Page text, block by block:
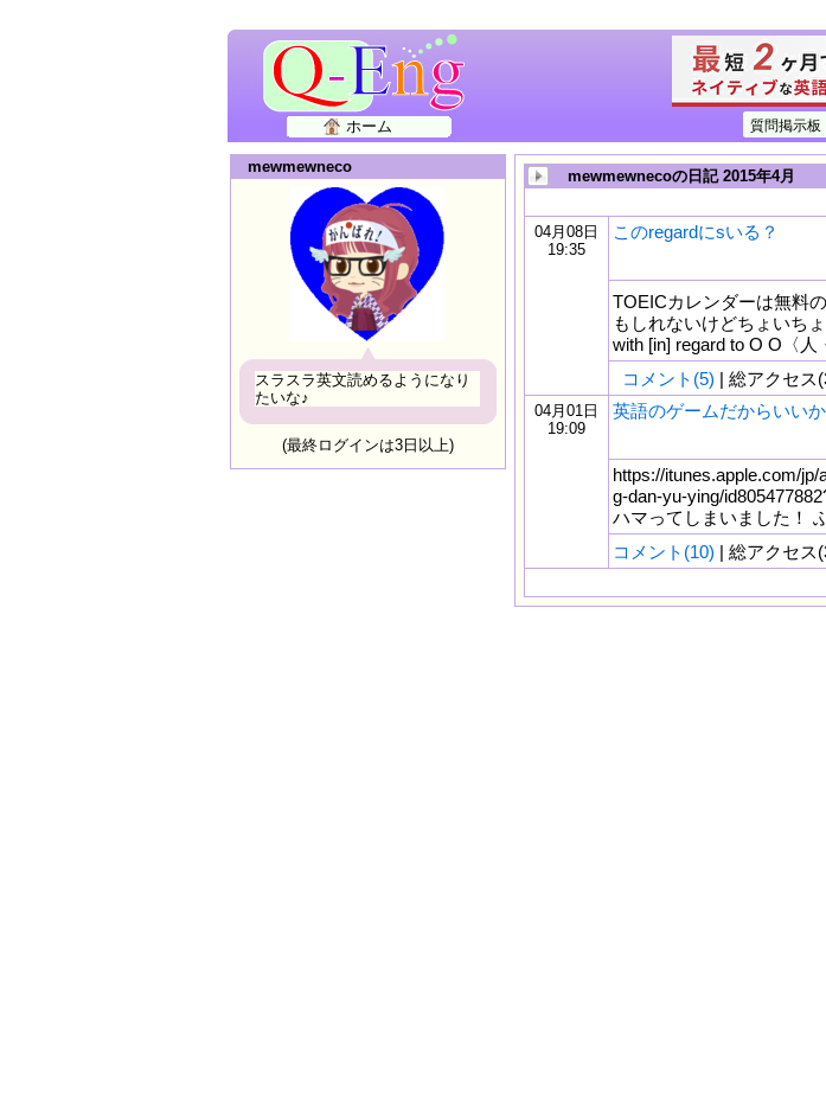
質問掲示板
ホーム
mewmewneco
スラスラ英文読めるようになり
たいな♪
(最終ログインは3日以上)
mewmewnecoの日記 2015年4月
04月08日
19:35
このregardにsいる？
TOEICカレンダーは無料
もしれないけどちょいち
with [in] regard to O O〈人
コメント(5) | 総アクセス
04月01日
19:09
英語のゲームだからいいか
https://itunes.apple.com/
g-dan-yu-ying/
ハマってしまいました！
コメント(10) | 総アクセス